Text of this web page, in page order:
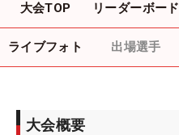
大会TOP リーダーボード
ライブフォト 出場選手
大会概要